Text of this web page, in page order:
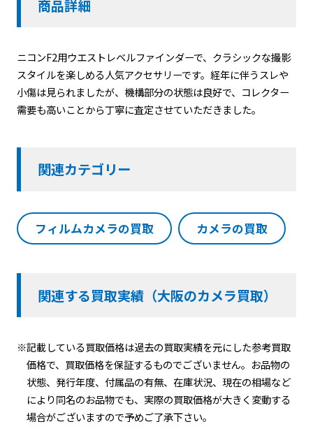
商品詳細
ニコンF2用ウエストレベルファインダーで、クラシックな撮影
スタイルを楽しめる人気アクセサリーです。経年に伴うスレや
小傷は見られましたが、機構部分の状態は良好で、コレクター
需要も高いことから丁寧に査定させていただきました。
関連カテゴリー
フィルムカメラの買取 カメラの買取
関連する買取実績（大阪のカメラ買取）
※記載している買取価格は過去の買取実績を元にした参考買取
価格で、買取価格を保証するものでございません。お品物の
状態、発行年度、付属品の有無、在庫状況、現在の相場など
により同名のお品物でも、実際の買取価格が大きく変動する
場合がございますので予めご了承下さい。